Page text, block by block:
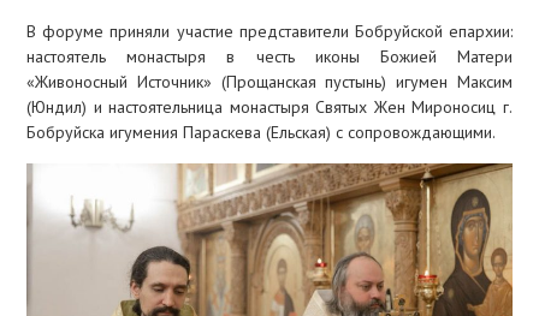
В форуме приняли участие представители Бобруйской епархии:
настоятель монастыря в честь иконы Божией Матери
«Живоносный Источник» (Прощанская пустынь) игумен Максим
(Юндил) и настоятельница монастыря Святых Жен Мироносиц г.
Бобруйска игумения Параскева (Ельская) с сопровождающими.